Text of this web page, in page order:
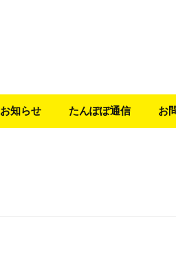
お知らせ たんぽぽ通信 お